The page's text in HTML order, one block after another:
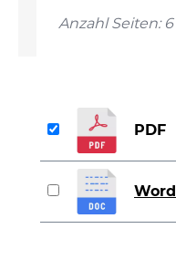
Anzahl Seiten: 6
PDF
Word